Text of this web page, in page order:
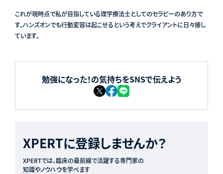
これが現時点で私が目指している理学療法士としてのセラピーのあり方で
す。ハンズオンでも行動変容は起こせるという考えでクライアントに日々接し
ています。
勉強になった！の気持ちをSNSで伝えよう
XPERTに登録しませんか？
XPERTでは、臨床の最前線で活躍する専門家の
知識やノウハウを学べます